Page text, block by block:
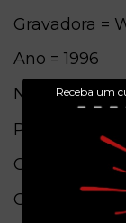
Receba um
Gravadora =
Ano = 1996
Numero de
Pais de
Conservação
Obs. =